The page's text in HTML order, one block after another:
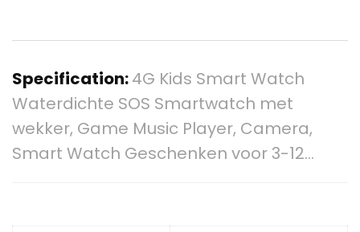
Specification:4G Kids Smart Watch
Waterdichte SOS Smartwatch met
wekker, Game Music Player, Camera,
Smart Watch Geschenken voor 3-12…